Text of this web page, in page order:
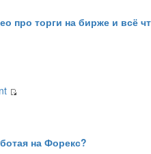
про торги на бирже и всё
на Форекс?